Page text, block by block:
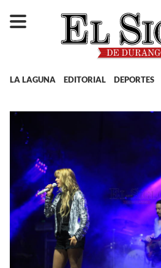
LA LAGUNA EDITORIAL DEPORTES